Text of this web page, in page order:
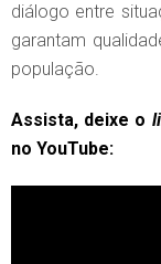
diálogo entre
garantam
população.
Assista, deixe o
no YouTube: